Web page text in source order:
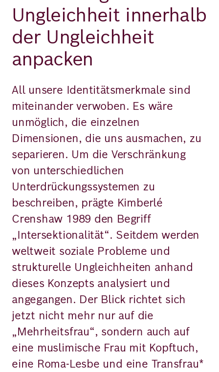
Ungleichheit innerhalb
der Ungleichheit
anpacken
All unsere Identitätsmerkmale sind
miteinander verwoben. Es wäre
unmöglich, die einzelnen
Dimensionen, die uns ausmachen, zu
separieren. Um die Verschränkung
von unterschiedlichen
Unterdrückungssystemen zu
beschreiben, prägte Kimberlé
Crenshaw 1989 den Begriff
„Intersektionalität“. Seitdem werden
weltweit soziale Probleme und
strukturelle Ungleichheiten anhand
dieses Konzepts analysiert und
angegangen. Der Blick richtet sich
jetzt nicht mehr nur auf die
„Mehrheitsfrau“, sondern auch auf
eine muslimische Frau mit Kopftuch,
eine Roma-Lesbe und eine Transfrau*